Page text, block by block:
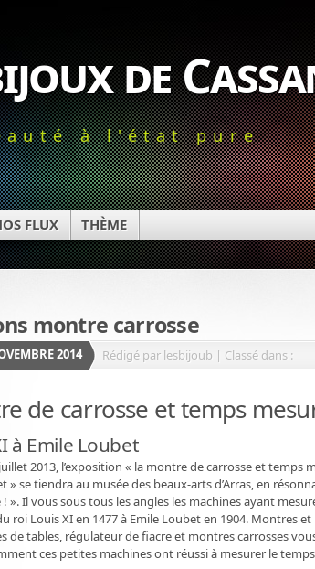
de
à l'état pure
FLUX THÈME
montre carrosse
2014 Rédigé par lesbijoub | Classé dans :
de carrosse et temps
à Emile Loubet
2013, l’exposition « la montre de carrosse et temps
» se tiendra au musée des beaux-arts d’Arras, en
! ». Il vous sous tous les angles les machines ayant
roi Louis XI en 1477 à Emile Loubet en 1904. Montres
de tables, régulateur de fiacre et montres carrosses
ces petites machines ont réussi à mesurer le